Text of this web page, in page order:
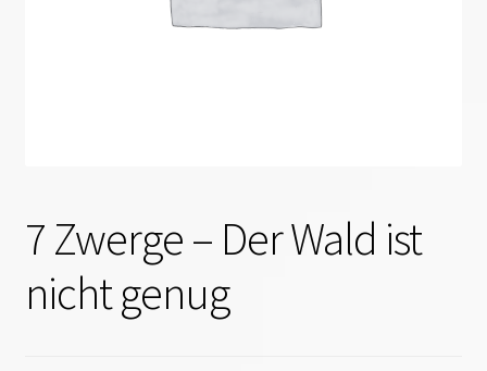
7 Zwerge – Der Wald ist
nicht genug